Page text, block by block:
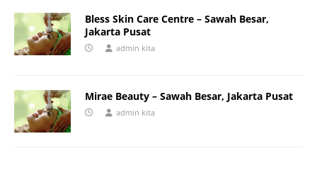
Bless Skin Care Centre – Sawah Besar,
Jakarta Pusat
admin kita
Mirae Beauty – Sawah Besar, Jakarta Pusat
admin kita